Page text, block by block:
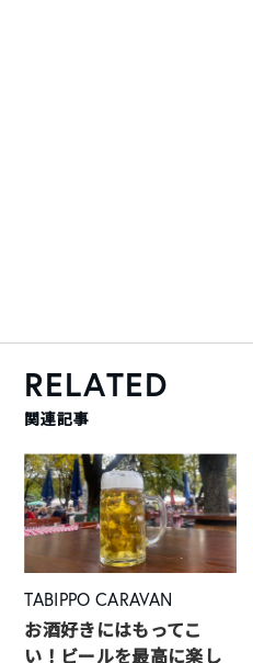
RELATED
関連記事
TABIPPO CARAVAN
お酒好きにはもってこ
い！ビールを最高に楽し